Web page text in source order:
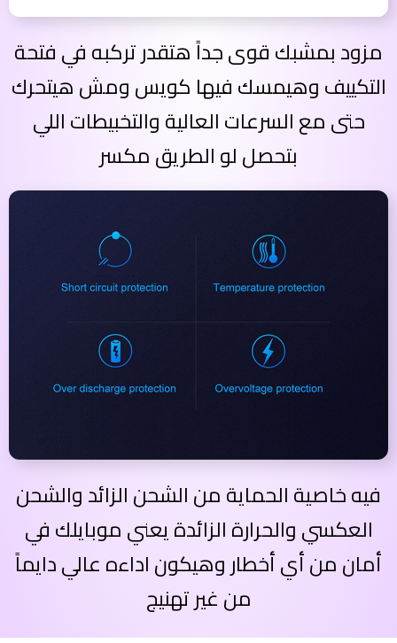
مزود بمشبك قوى جداً هتقدر تركبه في فتحة
التكييف وهيمسك فيها كويس ومش هيتحرك
حتى مع السرعات العالية والتخبيطات اللي
بتحصل لو الطريق مكسر
فيه خاصية الحماية من الشحن الزائد والشحن
العكسي والحرارة الزائدة يعني موبايلك في
أمان من أي أخطار وهيكون اداءه عالي دايماً
من غير تهنيج